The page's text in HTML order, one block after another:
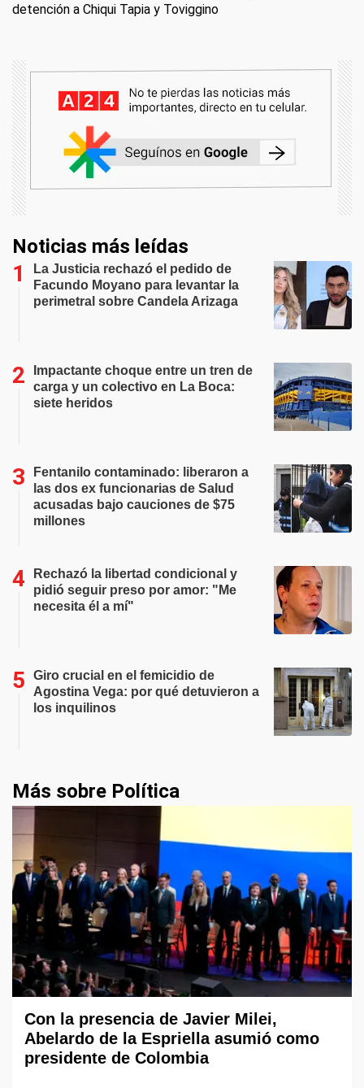
detención a Chiqui Tapia y Toviggino
Noticias más leídas
La Justicia rechazó el pedido de
Facundo Moyano para levantar la
perimetral sobre Candela Arizaga
Impactante choque entre un tren de
carga y un colectivo en La Boca:
siete heridos
Fentanilo contaminado: liberaron a
las dos ex funcionarias de Salud
acusadas bajo cauciones de $75
millones
Rechazó la libertad condicional y
pidió seguir preso por amor: "Me
necesita él a mí"
Giro crucial en el femicidio de
Agostina Vega: por qué detuvieron a
los inquilinos
Más sobre Política
Con la presencia de Javier Milei,
Abelardo de la Espriella asumió como
presidente de Colombia